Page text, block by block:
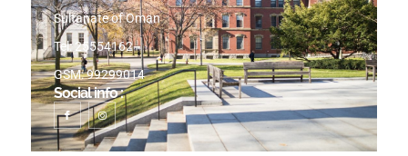
Sultanate of Oman
Tel: 25554162
GSM: 99299014
Social info :
I
c
o
n
-
f
I
n
s
t
a
g